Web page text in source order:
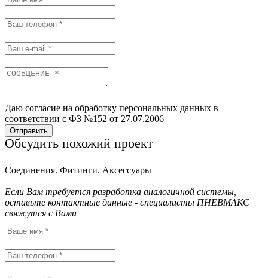
Даю согласие на обработку персональных данных в
соответствии с ФЗ №152 от 27.07.2006
Отправить
Обсудить похожий проект
Соединения. Фитинги. Аксессуары
Если Вам требуется разработка аналогичной системы,
оставьте контактные данные - специалисты ПНЕВМАКС
свяжутся с Вами